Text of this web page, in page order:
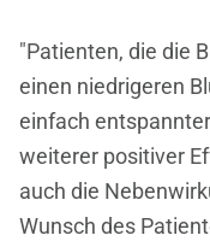
"Patienten, die die
einen niedrigeren
einfach
weiterer positiver
auch die
Wunsch des